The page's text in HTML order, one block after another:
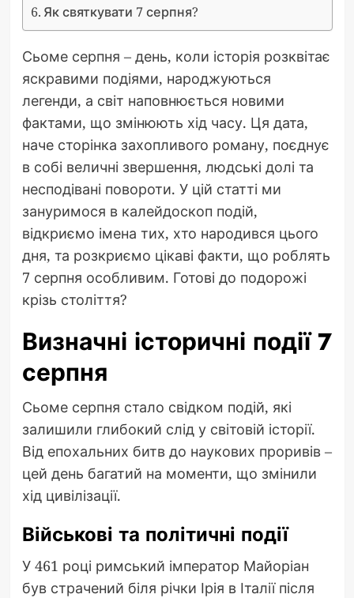
Як святкувати 7 серпня?
Сьоме серпня – день, коли історія розквітає
яскравими подіями, народжуються
легенди, а світ наповнюється новими
фактами, що змінюють хід часу. Ця дата,
наче сторінка захопливого роману, поєднує
в собі величні звершення, людські долі та
несподівані повороти. У цій статті ми
зануримося в калейдоскоп подій,
відкриємо імена тих, хто народився цього
дня, та розкриємо цікаві факти, що роблять
7 серпня особливим. Готові до подорожі
крізь століття?
Визначні історичні події 7
серпня
Сьоме серпня стало свідком подій, які
залишили глибокий слід у світовій історії.
Від епохальних битв до наукових проривів –
цей день багатий на моменти, що змінили
хід цивілізації.
Військові та політичні події
У 461 році римський імператор Майоріан
був страчений біля річки Ірія в Італії після